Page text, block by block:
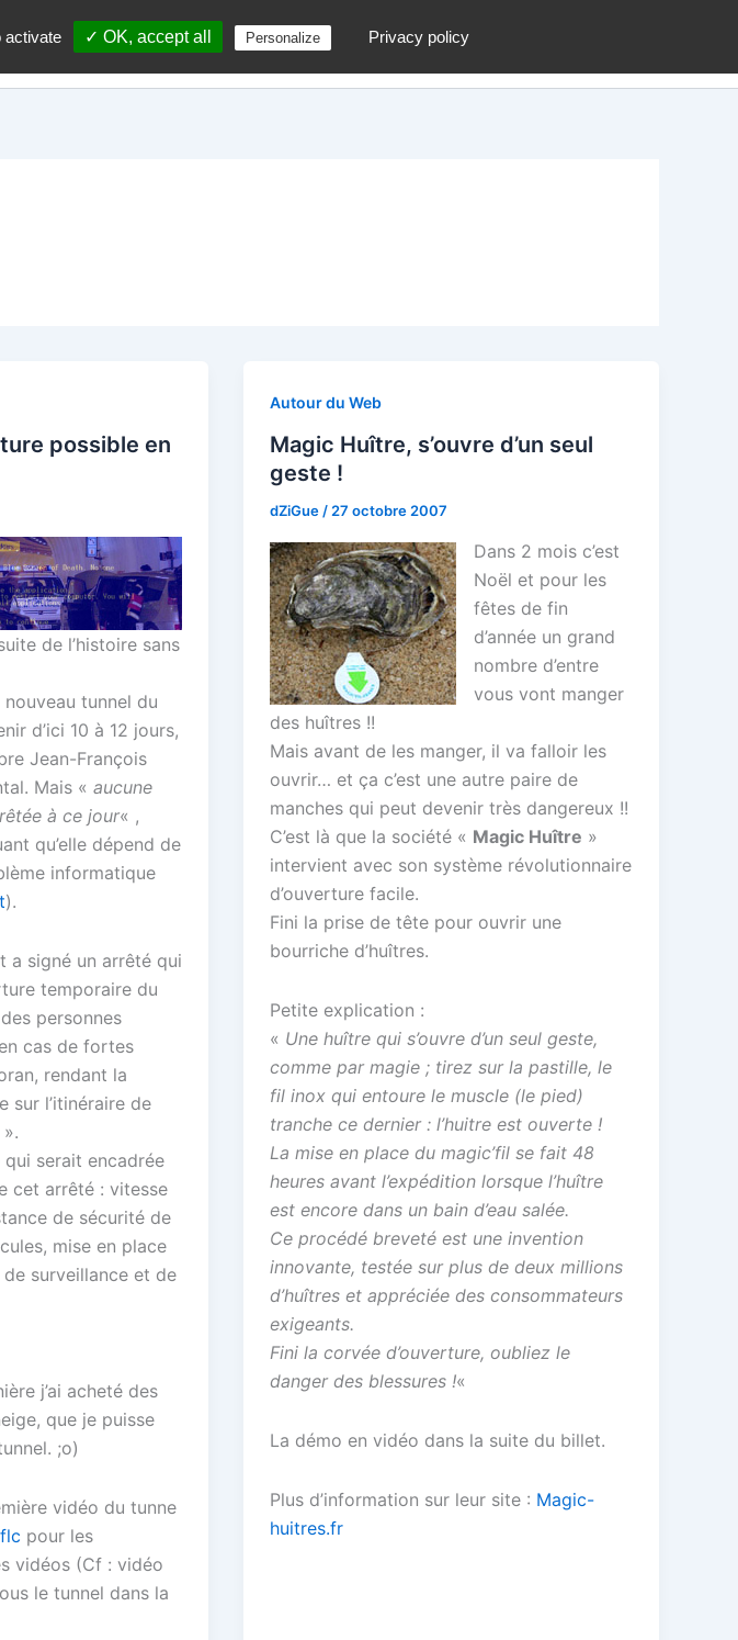
Accueil A propos du blog Contactez moi ! Archives
possible en
de l’histoire sans
tunnel du
d’ici 10 à 12 jours,
Jean-François
Mais « aucune
à ce jour« ,
qu’elle dépend de
informatique
).
a signé un arrêté qui
temporaire du
personnes
cas de fortes
rendant la
sur l’itinéraire de
serait encadrée
cet arrêté : vitesse
de sécurité de
mise en place
surveillance et de
j’ai acheté des
que je puisse
;o)
vidéo du tunne
pour les
vidéos (Cf : vidéo
le tunnel dans la
Autour du Web
Magic Huître, s’ouvre d’un seul
geste !
dZiGue / 27 octobre 2007
Dans 2 mois c’est
Noël et pour les
fêtes de fin
d’année un grand
nombre d’entre
vous vont manger
des huîtres !!
Mais avant de les manger, il va falloir les
ouvrir… et ça c’est une autre paire de
manches qui peut devenir très dangereux !!
C’est là que la société « Magic Huître »
intervient avec son système révolutionnaire
d’ouverture facile.
Fini la prise de tête pour ouvrir une
bourriche d’huîtres.
Petite explication :
« Une huître qui s’ouvre d’un seul geste,
comme par magie ; tirez sur la pastille, le
fil inox qui entoure le muscle (le pied)
tranche ce dernier : l’huitre est ouverte !
La mise en place du magic’fil se fait 48
heures avant l’expédition lorsque l’huître
est encore dans un bain d’eau salée.
Ce procédé breveté est une invention
innovante, testée sur plus de deux millions
d’huîtres et appréciée des consommateurs
exigeants.
Fini la corvée d’ouverture, oubliez le
danger des blessures !«
La démo en vidéo dans la suite du billet.
Plus d’information sur leur site : Magic-
huitres.fr
activate ✓ OK, accept all Personalize Privacy policy